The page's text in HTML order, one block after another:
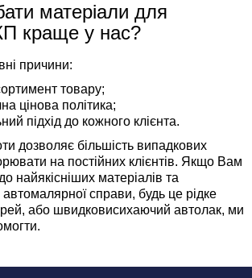
матеріали для
краще у нас?
причини:
товару;
цінова політика;
підхід до кожного клієнта.
дозволяє більшість випадкових
на постійних клієнтів. Якщо Вам
найякісніших матеріалів та
автомалярної справи, будь це рідке
або швидковисихаючий автолак, ми